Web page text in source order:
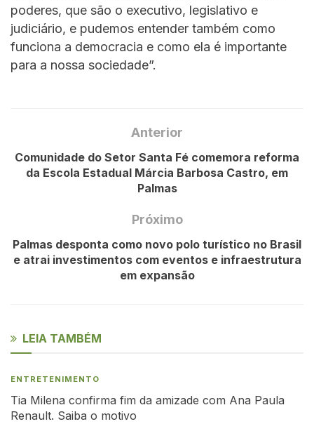
poderes, que são o executivo, legislativo e
judiciário, e pudemos entender também como
funciona a democracia e como ela é importante
para a nossa sociedade”.
Anterior
Comunidade do Setor Santa Fé comemora reforma
da Escola Estadual Márcia Barbosa Castro, em
Palmas
Próximo
Palmas desponta como novo polo turístico no Brasil
e atrai investimentos com eventos e infraestrutura
em expansão
LEIA TAMBÉM
ENTRETENIMENTO
Tia Milena confirma fim da amizade com Ana Paula
Renault. Saiba o motivo